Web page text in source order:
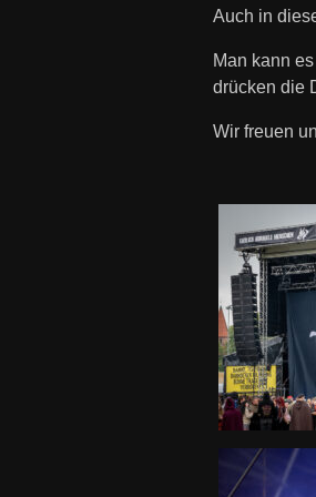
Auch in
Man kann
drücken die
Wir freuen